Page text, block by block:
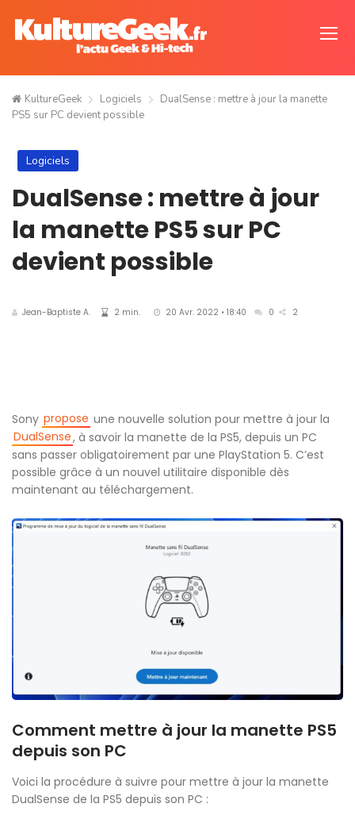
KultureGeek Logiciels
DualSense : mettre à jour la manette
PS5 sur PC devient possible
Logiciels
DualSense : mettre à jour
la manette PS5 sur PC
devient possible
Jean-Baptiste A. 2 min. 20 Avr. 2022 • 18:40 0 2
Sony propose une nouvelle solution pour mettre à jour la
DualSense, à savoir la manette de la PS5, depuis un PC
sans passer obligatoirement par une PlayStation 5. C’est
possible grâce à un nouvel utilitaire disponible dès
maintenant au téléchargement.
Comment mettre à jour la manette PS5
depuis son PC
Voici la procédure à suivre pour mettre à jour la manette
DualSense de la PS5 depuis son PC :